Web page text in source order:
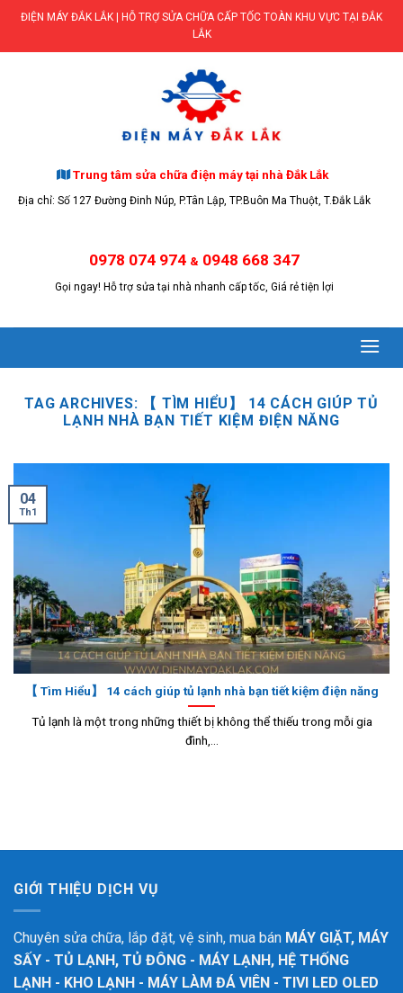
Skip
content
ĐIỆN MÁY ĐẮK LẮK | HỖ TRỢ SỬA CHỮA CẤP TỐC TOÀN KHU VỰC TẠI ĐẮK
LẮK
Trung tâm sửa chữa điện máy tại nhà Đắk Lắk
Địa chỉ: Số 127 Đường Đinh Núp, P.Tân Lập, TP.Buôn Ma Thuột, T.Đắk Lắk
0978 074 974 & 0948 668 347
Gọi ngay! Hỗ trợ sửa tại nhà nhanh cấp tốc, Giá rẻ tiện lợi
TAG ARCHIVES:
【 TÌM HIỂU】 14 CÁCH GIÚP TỦ
LẠNH NHÀ BẠN TIẾT KIỆM ĐIỆN NĂNG
【 Tìm Hiểu】 14 cách giúp tủ lạnh nhà bạn tiết kiệm điện năng
Tủ lạnh là một trong những thiết bị không thể thiếu trong mỗi gia
đình,...
04
Th1
GIỚI THIỆU DỊCH VỤ
Chuyên sửa chữa, lắp đặt, vệ sinh, mua bán MÁY GIẶT, MÁY
SẤY - TỦ LẠNH, TỦ ĐÔNG - MÁY LẠNH, HỆ THỐNG
LẠNH - KHO LẠNH - MÁY LÀM ĐÁ VIÊN - TIVI LED OLED